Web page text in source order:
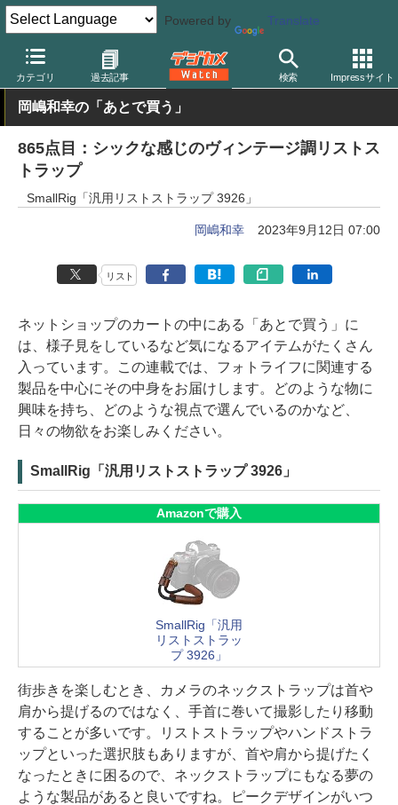
Powered by Translate
カテゴリ 過去記事 検索 Impressサイト
デジカメ Watch 撮影用品 ストラップ
岡嶋和幸の「あとで買う」
865点目：シックな感じのヴィンテージ調リストス
トラップ
SmallRig「汎用リストストラップ 3926」
岡嶋和幸 2023年9月12日 07:00
リスト
ネットショップのカートの中にある「あとで買う」に
は、様子見をしているなど気になるアイテムがたくさん
入っています。この連載では、フォトライフに関連する
製品を中心にその中身をお届けします。どのような物に
興味を持ち、どのような視点で選んでいるのかなど、
日々の物欲をお楽しみください。
SmallRig「汎用リストストラップ 3926」
Amazonで購入
SmallRig「汎用
リストストラッ
プ 3926」
街歩きを楽しむとき、カメラのネックストラップは首や
肩から提げるのではなく、手首に巻いて撮影したり移動
することが多いです。リストストラップやハンドストラ
ップといった選択肢もありますが、首や肩から提げたく
なったときに困るので、ネックストラップにもなる夢の
ような製品があると良いですね。ピークデザインがいつ